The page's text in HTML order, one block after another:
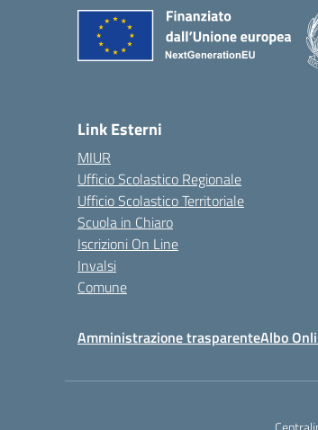
Link Esterni
MIUR
Ufficio Scolastico Regionale
Ufficio Scolastico Territoriale
Scuola in Chiaro
Iscrizioni On Line
Invalsi
Comune
Amministrazione trasparenteAlbo